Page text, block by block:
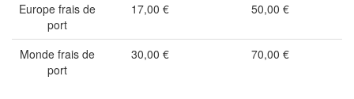
Europe frais de
port
17,00 € 50,00 €
Monde frais de
port
30,00 € 70,00 €